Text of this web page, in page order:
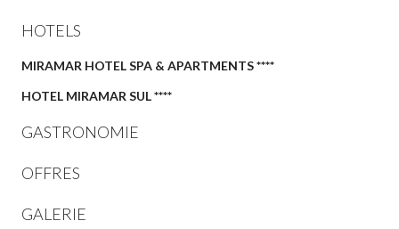
HOTELS
MIRAMAR HOTEL SPA & APARTMENTS ****
HOTEL MIRAMAR SUL ****
GASTRONOMIE
OFFRES
GALERIE